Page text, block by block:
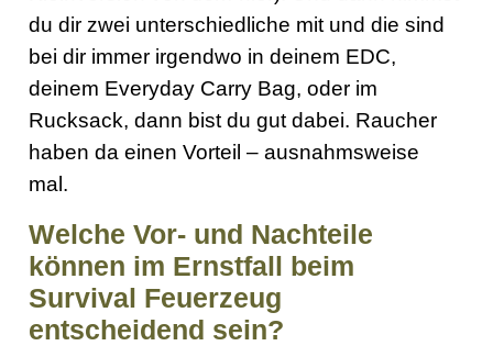
du dir zwei unterschiedliche mit und die sind
bei dir immer irgendwo in deinem EDC,
deinem Everyday Carry Bag, oder im
Rucksack, dann bist du gut dabei. Raucher
haben da einen Vorteil – ausnahmsweise
mal.
Welche Vor- und Nachteile
können im Ernstfall beim
Survival Feuerzeug
entscheidend sein?